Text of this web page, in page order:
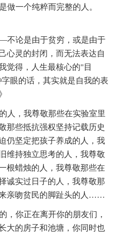
做一个纯粹而完整的人。
不论是由于贫穷，或是由于
心灵的封闭，而无法表达自
觉得，人生最核心的"目
眼的话，其实就是自我的表
人，我尊敬那些在实验室里
那些抵抗强权坚持记载历史
仍坚定把孩子养成的人，我
维持独立思考的人，我尊敬
根蜡烛的人，我尊敬那些在
诚实过日子的人，我尊敬那
亲吻贫民的脚趾头的人……
，你正在离开你的朋友们，
大的房子和池塘，你同时也